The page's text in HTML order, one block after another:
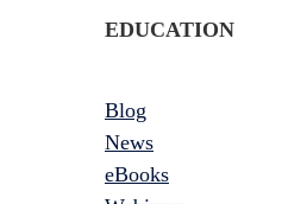
EDUCATION
Blog
News
eBooks